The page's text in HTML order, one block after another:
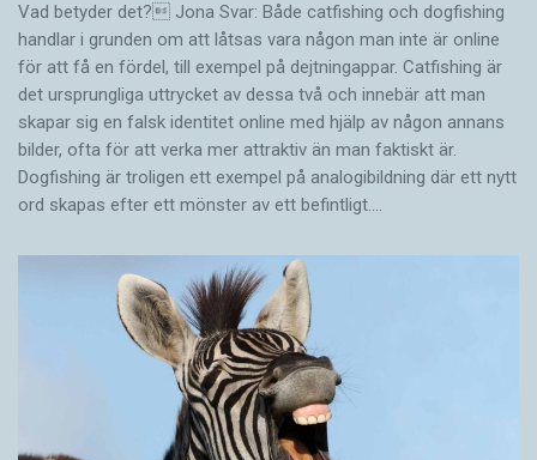
Vad betyder det? Jona Svar: Både catfishing och dogfishing
handlar i grunden om att låtsas vara någon man inte är online
för att få en fördel, till exempel på dejtningappar. Catfishing är
det ursprungliga uttrycket av dessa två och innebär att man
skapar sig en falsk identitet online med hjälp av någon annans
bilder, ofta för att verka mer attraktiv än man faktiskt är.
Dogfishing är troligen ett exempel på analogibildning där ett nytt
ord skapas efter ett mönster av ett befintligt.…